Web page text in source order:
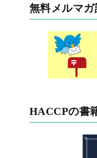
無料メルマ
HACCPの書